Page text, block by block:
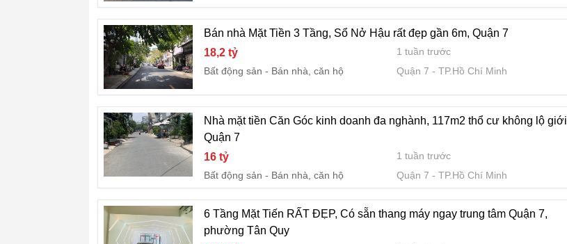
Bán nhà Mặt Tiền 3 Tầng, Sổ Nở Hậu rất đẹp gần 6m, Quận 7
18,2 tỷ
1 tuần trước
Bất động sản
Bán nhà, căn hộ Quận 7 TP.Hồ Chí Minh
Nhà mặt tiền Căn Góc kinh doanh đa nghành, 117m2 thổ cư không lộ giới
Quận 7
16 tỷ
1 tuần trước
Bất động sản
Bán nhà, căn hộ Quận 7 TP.Hồ Chí Minh
6 Tầng Mặt Tiến RẤT ĐẸP, Có sẵn thang máy ngay trung tâm Quận 7,
phường Tân Quy